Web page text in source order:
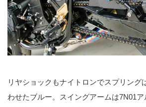
リヤショックもナイトロンでスプリング
わせたブルー。スイングアームは7N01